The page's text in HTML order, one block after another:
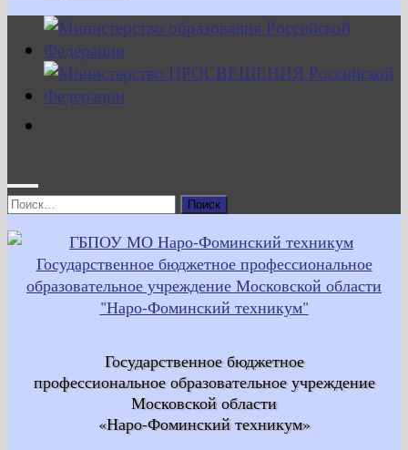
Найти:
Государственное бюджетное
профессиональное образовательное учреждение
Московской области
«Наро-Фоминский техникум»